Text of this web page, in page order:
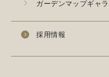
ガーデンマップギャ
採用情報